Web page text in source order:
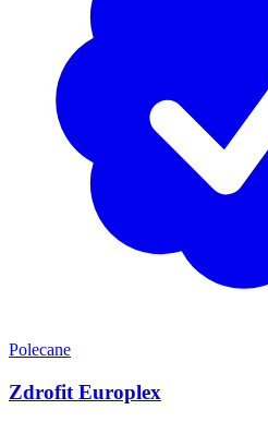
Polecane
Zdrofit Europlex